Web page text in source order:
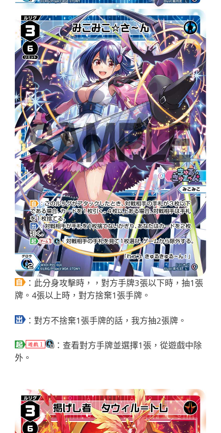
：此分身攻擊時，，對方手牌3張以下時，抽1張
牌。4張以上時，對方捨棄1張手牌。
：對方不捨棄1張手牌的話，我方抽2張牌。
：查看對方手牌並選擇1張，從遊戲中除
外。